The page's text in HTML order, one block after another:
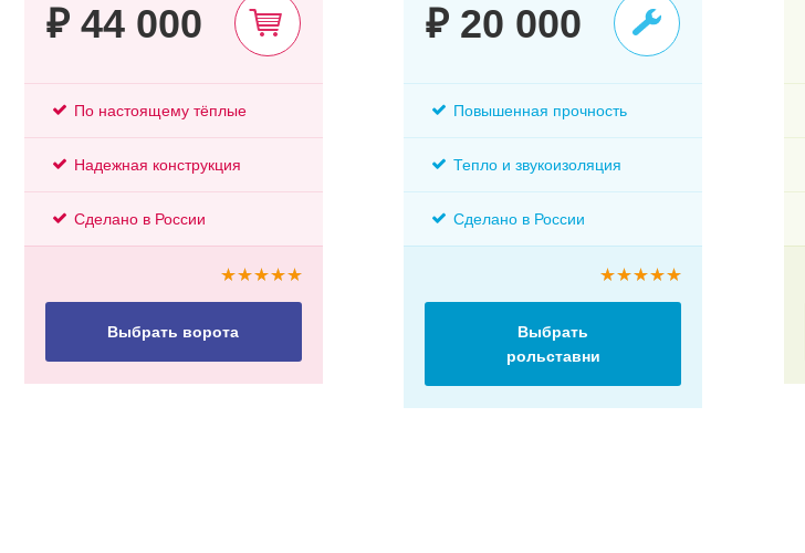
₽ 44 000
По настоящему тёплые
Надежная конструкция
Сделано в России
Выбрать ворота
₽ 20 000
Повышенная прочность
Тепло и звукоизоляция
Сделано в России
Выбрать
рольставни